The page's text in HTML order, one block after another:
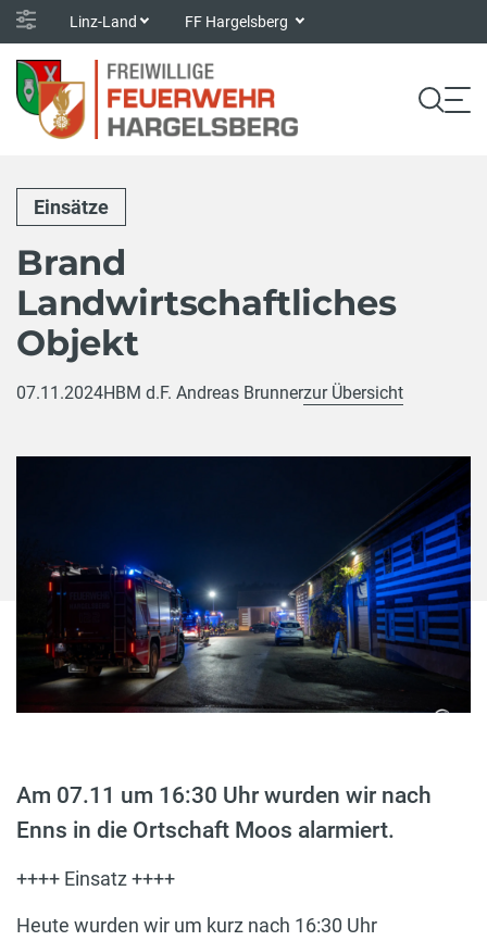
Linz-Land FF Hargelsberg
Einsätze
Brand
Landwirtschaftliches
Objekt
07.11.2024HBM d.F. Andreas Brunnerzur Übersicht
Am 07.11 um 16:30 Uhr wurden wir nach
Enns in die Ortschaft Moos alarmiert.
++++ Einsatz ++++
Heute wurden wir um kurz nach 16:30 Uhr